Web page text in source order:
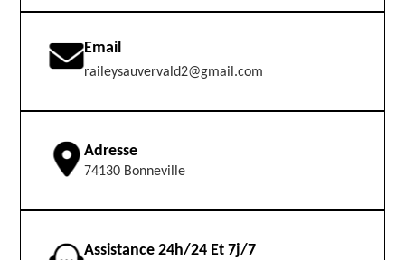
Email
raileysauvervald2@gmail.com
Adresse
74130 Bonneville
Assistance 24h/24 Et 7j/7